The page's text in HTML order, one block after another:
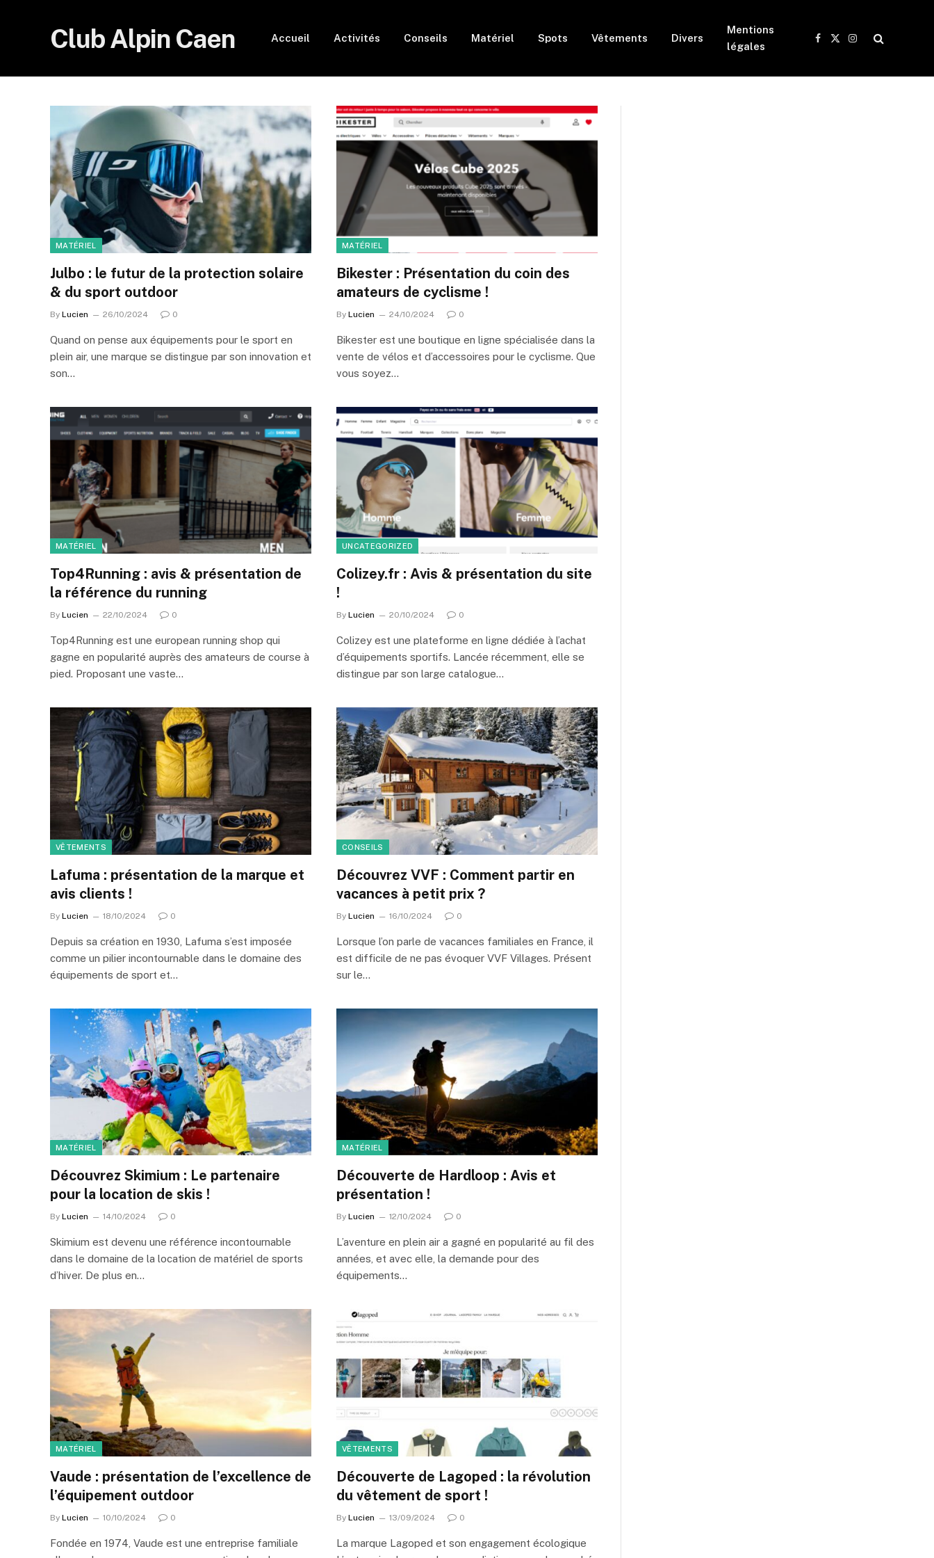
Club Alpin Caen Accueil Activités Conseils Matériel Spots Vêtements Divers
Mentions
légales
Facebook
X
Instagram
MATÉRIEL
Julbo : le futur de la protection solaire
& du sport outdoor
By Lucien 26/10/2024 0
Quand on pense aux équipements pour le sport en
plein air, une marque se distingue par son innovation et
son…
MATÉRIEL
Bikester : Présentation du coin des
amateurs de cyclisme !
By Lucien 24/10/2024 0
Bikester est une boutique en ligne spécialisée dans la
vente de vélos et d’accessoires pour le cyclisme. Que
vous soyez…
MATÉRIEL
Top4Running : avis & présentation de
la référence du running
By Lucien 22/10/2024 0
Top4Running est une european running shop qui
gagne en popularité auprès des amateurs de course à
pied. Proposant une vaste…
UNCATEGORIZED
Colizey.fr : Avis & présentation du site
!
By Lucien 20/10/2024 0
Colizey est une plateforme en ligne dédiée à l’achat
d’équipements sportifs. Lancée récemment, elle se
distingue par son large catalogue…
VÊTEMENTS
Lafuma : présentation de la marque et
avis clients !
By Lucien 18/10/2024 0
Depuis sa création en 1930, Lafuma s’est imposée
comme un pilier incontournable dans le domaine des
équipements de sport et…
CONSEILS
Découvrez VVF : Comment partir en
vacances à petit prix ?
By Lucien 16/10/2024 0
Lorsque l’on parle de vacances familiales en France, il
est difficile de ne pas évoquer VVF Villages. Présent
sur le…
MATÉRIEL
Découvrez Skimium : Le partenaire
pour la location de skis !
By Lucien 14/10/2024 0
Skimium est devenu une référence incontournable
dans le domaine de la location de matériel de sports
d’hiver. De plus en…
MATÉRIEL
Découverte de Hardloop : Avis et
présentation !
By Lucien 12/10/2024 0
L’aventure en plein air a gagné en popularité au fil des
années, et avec elle, la demande pour des
équipements…
MATÉRIEL
Vaude : présentation de l’excellence de
l’équipement outdoor
By Lucien 10/10/2024 0
Fondée en 1974, Vaude est une entreprise familiale
VÊTEMENTS
Découverte de Lagoped : la révolution
du vêtement de sport !
By Lucien 13/09/2024 0
La marque Lagoped et son engagement écologique